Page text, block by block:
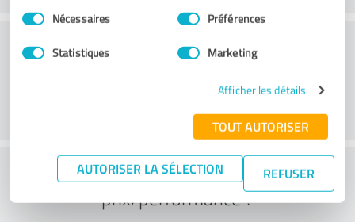
Sélection
du
Nécessaires Préférences
Statistiques Marketing
Afficher les détails
TOUT AUTORISER
AUTORISER LA SÉLECTION REFUSER
Service à la clientèle
Que pensez-vous du rapport
prix/performance ?